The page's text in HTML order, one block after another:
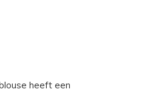
heeft een